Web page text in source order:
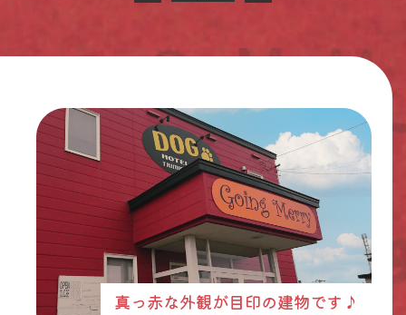
真っ赤な外観が目印の建物です♪